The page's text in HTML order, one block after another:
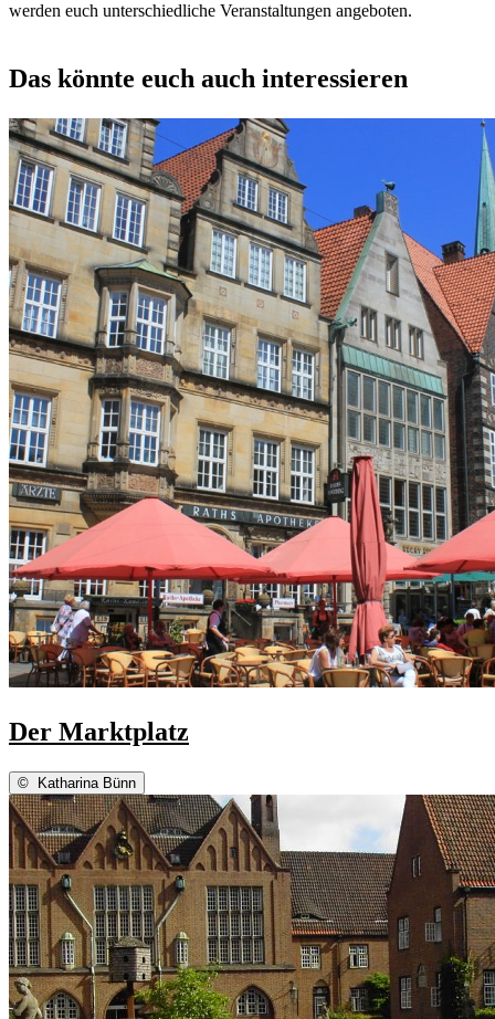
werden euch unterschiedliche Veranstaltungen angeboten.
Das könnte euch auch interessieren
Der Marktplatz
© Katharina Bünn